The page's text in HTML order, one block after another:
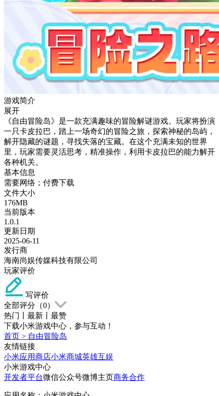
游戏简介
展开
《自由冒险岛》是一款充满趣味的冒险解谜游戏。玩家将扮演
一只卡皮拉巴，踏上一场奇幻的冒险之旅，探索神秘的岛屿，
解开隐藏的谜题，寻找失落的宝藏。在这个充满未知的世界
里，玩家需要灵活思考，精准操作，利用卡皮拉巴的能力解开
各种机关。
基本信息
需要网络；付费下载
文件大小
176MB
当前版本
1.0.1
更新日期
2025-06-11
发行商
海南尚娱传媒科技有限公司
玩家评价
写评价
全部评分（0）
热门
最新
最赞
下载小米游戏中心，参与互动！
首页 > 自由冒险岛
友情链接
小米应用商店小米商城英雄互娱
小米游戏中心
开发者平台微信公众号微博主页商务合作